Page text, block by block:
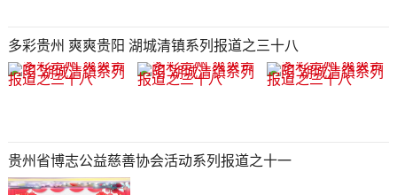
多彩贵州 爽爽贵阳 湖城清镇系列报道之三十八
贵州省博志公益慈善协会活动系列报道之十一